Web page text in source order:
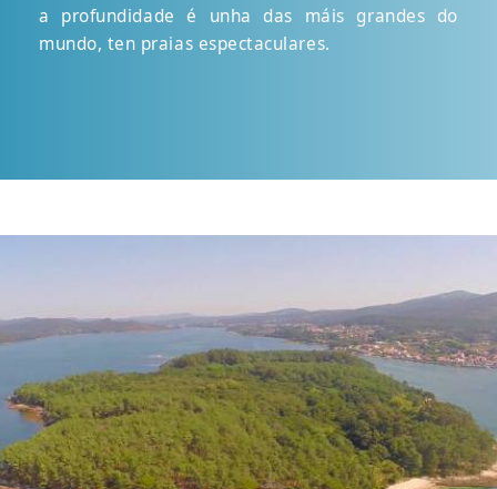
a profundidade é unha das máis grandes do
mundo, ten praias espectaculares.